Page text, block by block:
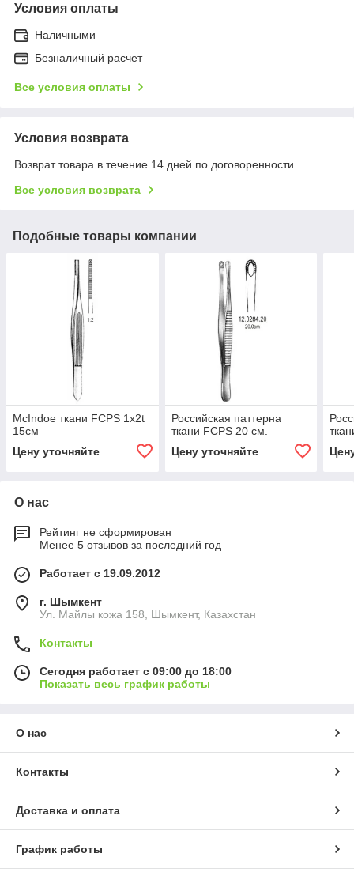
Условия оплаты
Наличными
Безналичный расчет
Все условия оплаты
Условия возврата
Возврат товара в течение 14 дней по договоренности
Все условия возврата
Подобные товары компании
McIndoe ткани FCPS 1x2t
15см
Цену уточняйте
Российская паттерна
ткани FCPS 20 см.
Цену уточняйте
О нас
Рейтинг не сформирован
Менее 5 отзывов за последний год
Работает с 19.09.2012
г. Шымкент
Ул. Майлы кожа 158, Шымкент, Казахстан
Контакты
Сегодня работает с 09:00 до 18:00
Показать весь график работы
О нас
Контакты
Доставка и оплата
График работы